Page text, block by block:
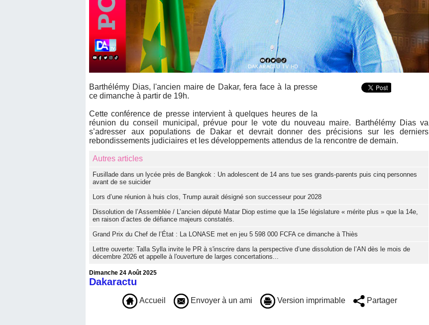
Barthélémy Dias, l'ancien maire de Dakar, fera face à la presse
ce dimanche à partir de 19h.
Cette conférence de presse intervient à quelques heures de la
réunion du conseil municipal, prévue pour le vote du nouveau maire. Barthélémy Dias va
s’adresser aux populations de Dakar et devrait donner des précisions sur les derniers
rebondissements judiciaires et les développements attendus de la rencontre de demain.
Autres articles
Fusillade dans un lycée près de Bangkok : Un adolescent de 14 ans tue ses grands-parents puis cinq personnes
avant de se suicider
Lors d’une réunion à huis clos, Trump aurait désigné son successeur pour 2028
Dissolution de l’Assemblée / L’ancien député Matar Diop estime que la 15e législature « mérite plus » que la 14e,
en raison d’actes de défiance majeurs constatés.
Grand Prix du Chef de l’État : La LONASE met en jeu 5 598 000 FCFA ce dimanche à Thiès
Lettre ouverte: Talla Sylla invite le PR à s'inscrire dans la perspective d’une dissolution de l’AN dès le mois de
décembre 2026 et appelle à l'ouverture de larges concertations...
Dimanche 24 Août 2025
Dakaractu
Accueil Envoyer à un ami Version imprimable Partager